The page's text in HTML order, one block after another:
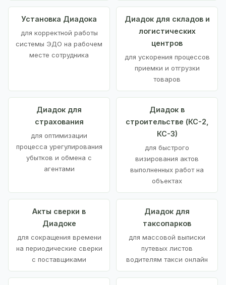
Установка Диадока
для корректной работы
системы ЭДО на рабочем
месте сотрудника
Диадок для складов и
логистических
центров
для ускорения процессов
приемки и отгрузки
товаров
Диадок для
страхования
для оптимизации
процесса урегулирования
убытков и обмена с
агентами
Диадок в
строительстве (КС-2,
КС-3)
для быстрого
визирования актов
выполненных работ на
объектах
Акты сверки в
Диадоке
для сокращения времени
на периодические сверки
с поставщиками
Диадок для
таксопарков
для массовой выписки
путевых листов
водителям такси онлайн